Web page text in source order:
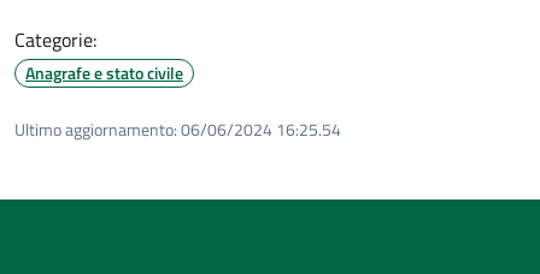
Categorie:
Anagrafe e stato civile
Ultimo aggiornamento:06/06/2024 16:25.54